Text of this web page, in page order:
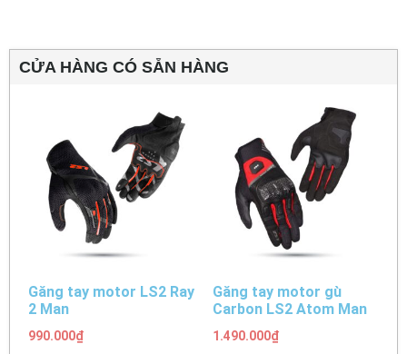
CỬA HÀNG CÓ SẴN HÀNG
Găng tay motor LS2 Ray
2 Man
990.000₫
Găng tay motor gù
Carbon LS2 Atom Man
1.490.000₫